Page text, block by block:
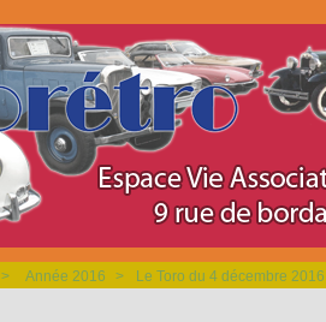
> Année 2016 > Le Toro du 4 décembre 2016